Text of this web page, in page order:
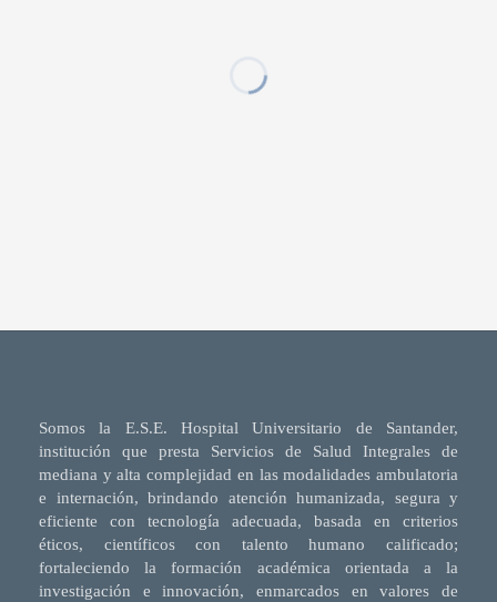
Somos la E.S.E. Hospital Universitario de Santander,
institución que presta Servicios de Salud Integrales de
mediana y alta complejidad en las modalidades ambulatoria
e internación, brindando atención humanizada, segura y
eficiente con tecnología adecuada, basada en criterios
éticos, científicos con talento humano calificado;
fortaleciendo la formación académica orientada a la
investigación e innovación, enmarcados en valores de